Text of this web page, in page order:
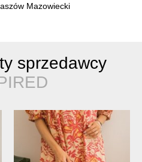
Mazowiecki
sprzedawcy